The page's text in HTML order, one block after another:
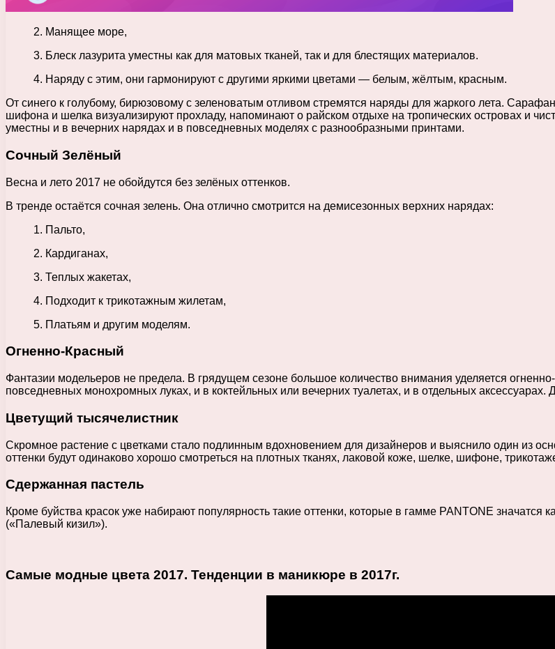
2. Манящее море,
3. Блеск лазурита уместны как для матовых тканей, так и для блестящих материалов.
4. Наряду с этим, они гармонируют с другими яркими цветами — белым, жёлтым, красным.
От синего к голубому, бирюзовому с зеленоватым отливом стремятся наряды для жаркого лета.
шифона и шелка визуализируют прохладу, напоминают о райском отдыхе на тропических островах и
уместны и в вечерних нарядах и в повседневных моделях с разнообразными принтами.
Сочный Зелёный
Весна и лето 2017 не обойдутся без зелёных оттенков.
В тренде остаётся сочная зелень. Она отлично смотрится на демисезонных верхних нарядах:
1. Пальто,
2. Кардиганах,
3. Теплых жакетах,
4. Подходит к трикотажным жилетам,
5. Платьям и другим моделям.
Огненно-Красный
Фантазии модельеров не предела. В грядущем сезоне большое количество внимания уделяется
повседневных монохромных луках, и в коктейльных или вечерних туалетах, и в отдельных
Цветущий тысячелистник
Скромное растение с цветками стало подлинным вдохновением для дизайнеров и выяснило один из
оттенки будут одинаково хорошо смотреться на плотных тканях, лаковой коже, шелке, шифоне,
Сдержанная пастель
Кроме буйства красок уже набирают популярность такие оттенки, которые в гамме PANTONE
(«Палевый кизил»).
Самые модные цвета 2017. Тенденции в маникюре в 2017г.